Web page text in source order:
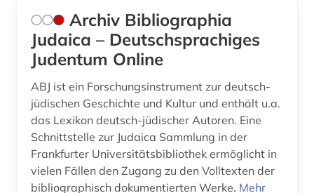
geschichte 1490-1960 (1)
geschichte 1535-1820 (1)
geschichte 1650-1750 (1)
geschichte 1685-1896 (1)
geschichte 1690-1783 (1)
Archiv Bibliographia
Judaica – Deutschsprachiges
Judentum Online
ABJ ist ein Forschungsinstrument zur deutsch-
jüdischen Geschichte und Kultur und enthält u.a.
das Lexikon deutsch-jüdischer Autoren. Eine
Schnittstelle zur Judaica Sammlung in der
Frankfurter Universitätsbibliothek ermöglicht in
vielen Fällen den Zugang zu den Volltexten der
bibliographisch dokumentierten Werke. Mehr